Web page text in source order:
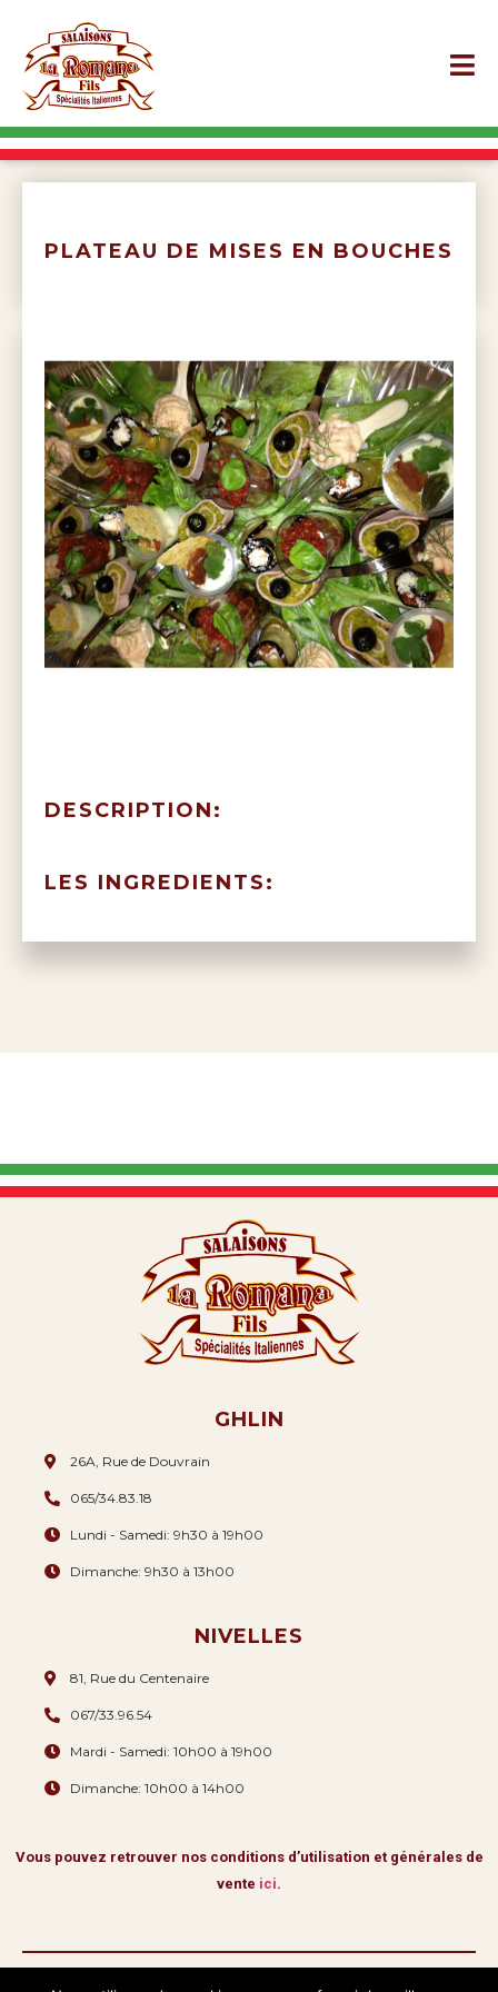
PLATEAU DE MISES EN BOUCHES
DESCRIPTION:
LES INGREDIENTS:
GHLIN
26A, Rue de Douvrain
065/34.83.18
Lundi - Samedi: 9h30 à 19h00
Dimanche: 9h30 à 13h00
NIVELLES
81, Rue du Centenaire
067/33.96.54
Mardi - Samedi: 10h00 à 19h00
Dimanche: 10h00 à 14h00
Vous pouvez retrouver nos conditions d’utilisation et générales de
vente ici.